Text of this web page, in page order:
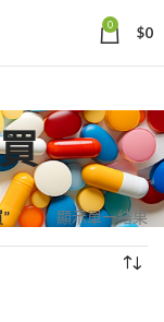
0 $0
顯示單一結果